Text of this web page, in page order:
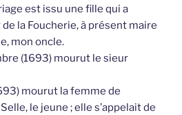
est issu une fille qui a
la Foucherie, à présent maire
mon oncle.
(1693) mourut le sieur
mourut la femme de
le jeune ; elle s’appelait de